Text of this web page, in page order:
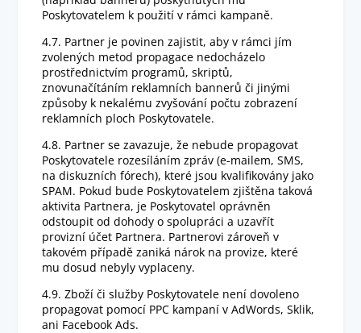
Poskytovatelem k použití v rámci kampaně.
4.7. Partner je povinen zajistit, aby v rámci jím
zvolených metod propagace nedocházelo
prostřednictvím programů, skriptů,
znovunačítáním reklamních bannerů či jinými
způsoby k nekalému zvyšování počtu zobrazení
reklamních ploch Poskytovatele.
4.8. Partner se zavazuje, že nebude propagovat
Poskytovatele rozesíláním zpráv (e-mailem, SMS,
na diskuzních fórech), které jsou kvalifikovány jako
SPAM. Pokud bude Poskytovatelem zjištěna taková
aktivita Partnera, je Poskytovatel oprávněn
odstoupit od dohody o spolupráci a uzavřít
provizní účet Partnera. Partnerovi zároveň v
takovém případě zaniká nárok na provize, které
mu dosud nebyly vyplaceny.
4.9. Zboží či služby Poskytovatele není dovoleno
propagovat pomocí PPC kampaní v AdWords, Sklik,
ani Facebook Ads.